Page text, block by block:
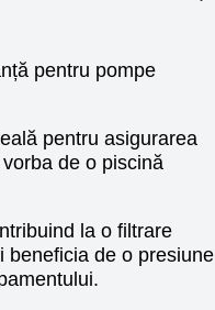
pentru pompe
pentru asigurarea
de o piscină
la o filtrare
beneficia de o presiune